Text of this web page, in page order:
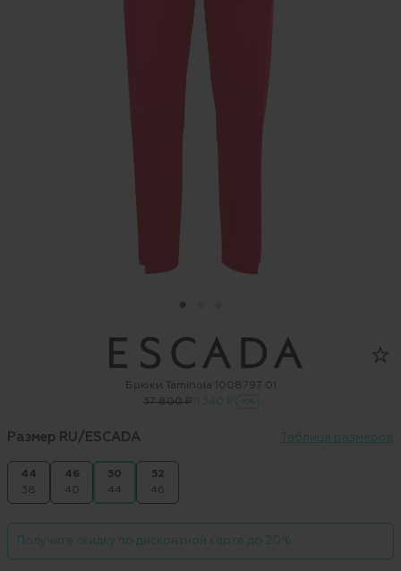
Брюки Taminola 1008797 01
37 800 ₽ 11 340 ₽ -70%
Размер RU/ESCADA Таблица размеров
44
38
46
40
50
44
52
46
Получите скидку по дисконтной карте до 20%